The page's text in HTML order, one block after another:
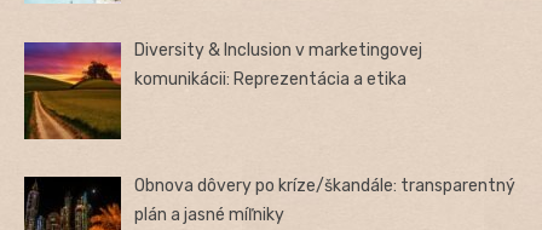
Diversity & Inclusion v marketingovej
komunikácii: Reprezentácia a etika
Obnova dôvery po kríze/škandále: transparentný
plán a jasné míľniky